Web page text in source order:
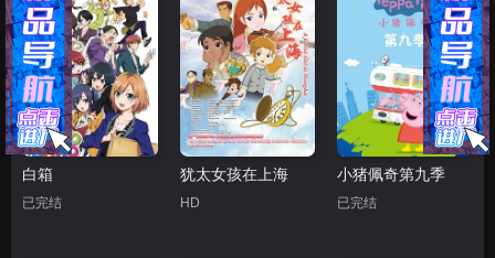
白箱
已完结
犹太女孩在上海
HD
小猪佩奇第九季
已完结